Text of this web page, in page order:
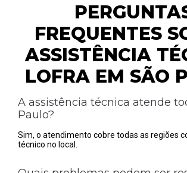
FREQUENTES
ASSISTÊNCIA
LOFRA EM SÃO
A assistência técnica atende
Paulo?
Sim, o atendimento cobre todas as regiões
técnico no local.